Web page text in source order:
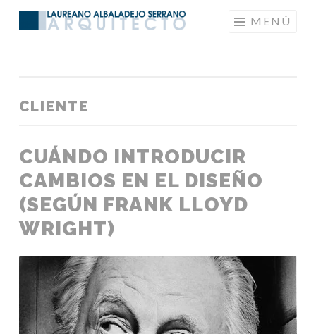
Saltar
MENÚ
CLIENTE
CUÁNDO INTRODUCIR
CAMBIOS EN EL DISEÑO
(SEGÚN FRANK LLOYD
WRIGHT)